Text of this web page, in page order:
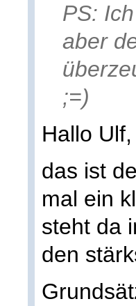
PS:
aber
;=)
Hallo Ulf,
das ist
mal ein
steht da
den